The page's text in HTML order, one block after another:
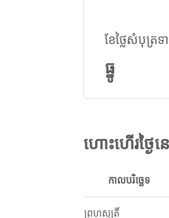
ខែថ្លៃសំបុត្រ
ធ្នូ
ហោះហើរថ្ងៃន
កាលបរិច្ឆេទ
ព្រហស្បតិ៍